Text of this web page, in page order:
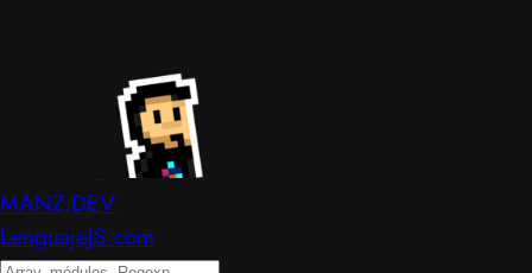
MANZ.DEV
LenguajeJS.com